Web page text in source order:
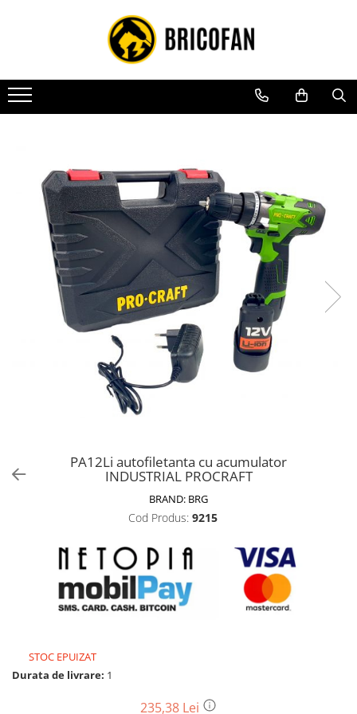
Toate Produsele
Vehicule electrice
Atv
Masini electrice
Motocross
Piese de schimb vehicule electrice
Scutere electrice
Scutere pe benzina
Tricicluri cargo fara permis
Tricicluri persoane
Biciclete, trotinete, triciclete
Motoburghie si accesorii
Drujbe pe benzina
Drujbe cu acumulator
Consumabile drujbe, fierastraie
Unelte electrice busteni
Mori cereale si batoze porumb
Batoze - mori desfacat porumb
PA12Li autofiletanta cu acumulator
INDUSTRIAL PROCRAFT
BRAND: BRG
Cod Produs: 9215
STOC EPUIZAT
Durata de livrare: 1
235,38 Lei